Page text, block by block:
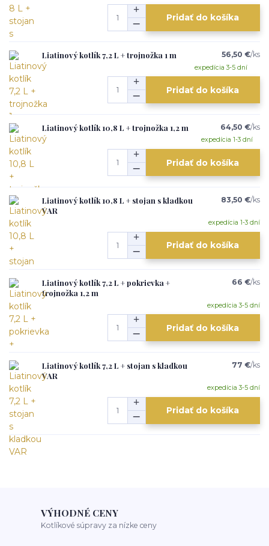
Pridať do košíka
Liatinový kotlík 7,2 L + trojnožka 1 m 56,50 €/ks
expedícia 3-5 dní
Pridať do košíka
Liatinový kotlík 10,8 L + trojnožka 1,2 m 64,50 €/ks
expedícia 1-3 dní
Pridať do košíka
Liatinový kotlík 10,8 L + stojan s kladkou
VAR
83,50 €/ks
expedícia 1-3 dní
Pridať do košíka
Liatinový kotlík 7,2 L + pokrievka +
trojnožka 1,2 m
66 €/ks
expedícia 3-5 dní
Pridať do košíka
Liatinový kotlík 7,2 L + stojan s kladkou
VAR
77 €/ks
expedícia 3-5 dní
Pridať do košíka
VÝHODNÉ CENY
Kotlíkové súpravy za nízke ceny